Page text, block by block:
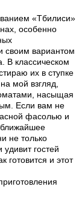
«Тбилиси»
особенно
своим вариантом
В классическом
их в ступке
мой взгляд,
насыщая
Если вам не
фасолью и
ближайшее
не только
гостей
готовится и этот